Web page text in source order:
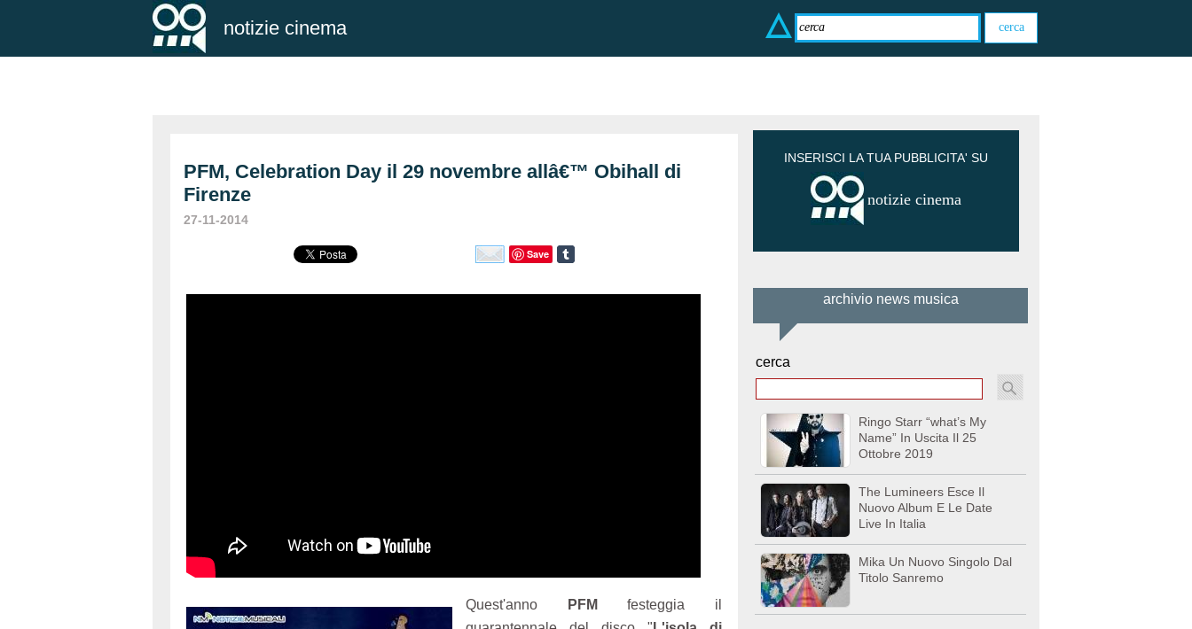
notizie cinema
PFM, Celebration Day il 29 novembre allâ€™ Obihall di
Firenze
27-11-2014
Save
Quest'anno PFM festeggia il
INSERISCI LA TUA PUBBLICITA' SU
notizie cinema
archivio news musica
cerca
Ringo Starr “what’s My
Name” In Uscita Il 25
Ottobre 2019
The Lumineers Esce Il
Nuovo Album E Le Date
Live In Italia
Mika Un Nuovo Singolo Dal
Titolo Sanremo